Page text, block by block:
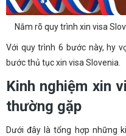
Nắm rõ quy trình xin visa
Với quy trình 6 bước này, hy
bước thủ tục xin visa Slovenia.
Kinh nghiệm xin
thường gặp
Dưới đây là tổng hợp những